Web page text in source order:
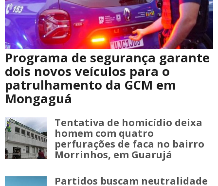
Programa de segurança garante
dois novos veículos para o
patrulhamento da GCM em
Mongaguá
Tentativa de homicídio deixa
homem com quatro
perfurações de faca no bairro
Morrinhos, em Guarujá
Partidos buscam neutralidade